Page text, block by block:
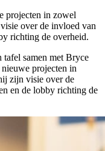
projecten in zowel
over de invloed van
richting de overheid.
tafel samen met Bryce
projecten in
zijn visie over de
en de lobby richting de